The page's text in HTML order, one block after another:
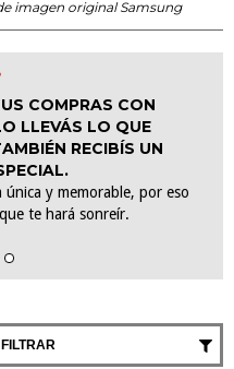
imagen original Samsung
COMPRAS CON
LLEVÁS LO QUE
RECIBÍS UN
única y memorable, por eso
te hará sonreír.
FILTRAR